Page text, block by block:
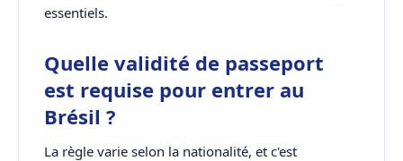
essentiels.
Quelle validité de passeport
est requise pour entrer au
Brésil ?
La règle varie selon la nationalité, et c'est